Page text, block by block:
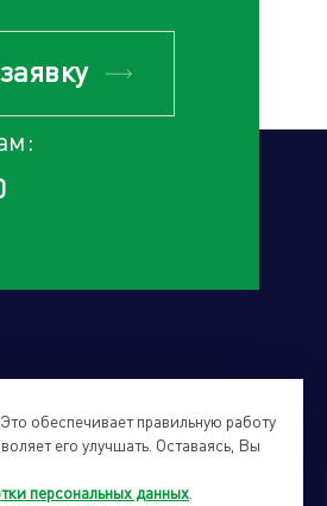
обеспечивает правильную работу
его улучшать. Оставаясь, Вы
персональных данных